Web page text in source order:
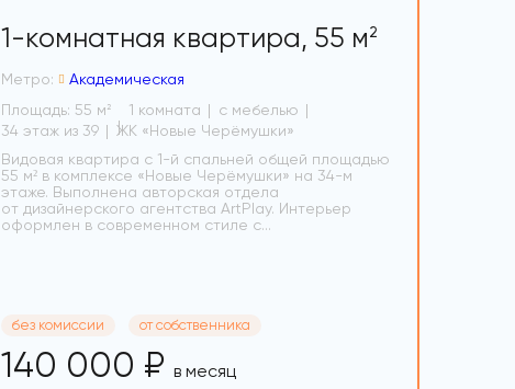
1-комнатная квартира, 55 м 2
Метро:
Академическая
Площадь: 55 м 2 1 комната
с мебелью
34 этаж из 39
ЖК «Новые Черёмушки»
Видовая квартира с 1-й спальней общей площадью
55 м² в комплексе «Новые Черёмушки» на 34-м
этаже. Выполнена авторская отдела
от дизайнерского агентства ArtPlay. Интерьер
оформлен в современном стиле с...
без комиссии от собственника
140 000 ₽ в месяц